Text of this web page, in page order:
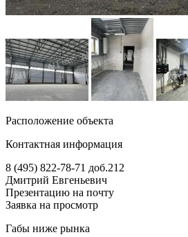
Расположение объекта
Контактная информация
8 (495) 822-78-71 доб.212
Дмитрий Евгеньевич
Презентацию на почту
Заявка на просмотр
Габы ниже рынка